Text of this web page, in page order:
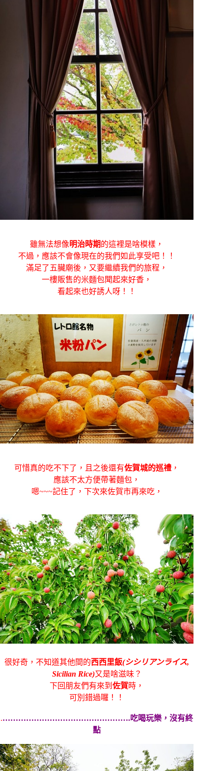
雖無法想像明治時期的這裡是啥模樣，
不過，應該不會像現在的我們如此享受吧！！
滿足了五臟廟後，又要繼續我們的旅程，
一樓販售的米麵包聞起來好香，
看起來也好誘人呀！！
可惜真的吃不下了，且之後還有佐賀城的巡禮 ，
應該不太方便帶著麵包，
嗯~~~記住了，下次來佐賀市再來吃，
很好奇，不知道其他間的西西里飯(シシリアンライス,
Sicilian Rice)又是啥滋味？
下回朋友們有來到佐賀時，
可別錯過囉！！
.………………………………………….吃喝玩樂，沒有終
點